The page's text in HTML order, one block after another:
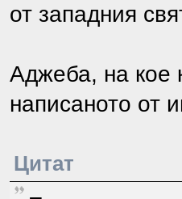
от западния
Аджеба, на кое
написаното от
Цитат